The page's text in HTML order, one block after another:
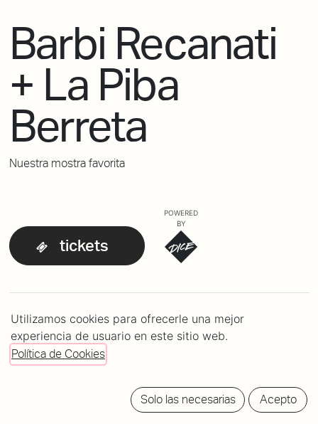
Barbi Recanati
+ La Piba
Berreta
Nuestra mostra favorita
tickets
POWERED
BY
La Piba Berreta
21:30h Barbi Recatani
Utilizamos cookies para ofrecerle una mejor
experiencia de usuario en este sitio web.
Política de Cookies
Solo las necesarias Acepto